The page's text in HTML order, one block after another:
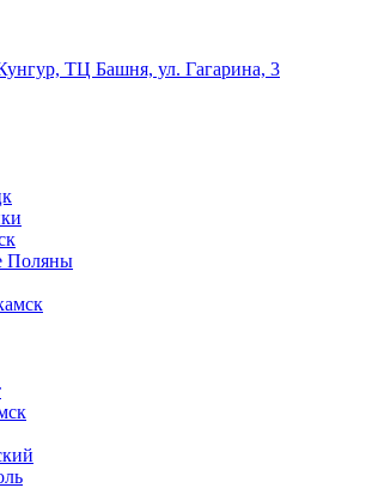
ТЦ Башня, ул. Гагарина, 3
Поляны